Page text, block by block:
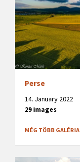
Perse
14. January 2022
29 images
MÉG TÖBB GALÉRIA